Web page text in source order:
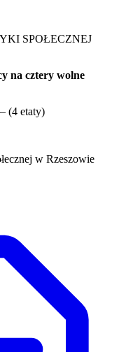
SPOŁECZNEJ
na cztery wolne
(4 etaty)
w Rzeszowie